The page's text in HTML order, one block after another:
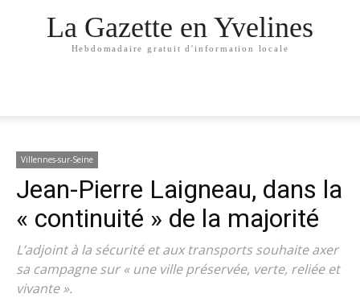
La Gazette en Yvelines
Hebdomadaire gratuit d'information locale
Villennes-sur-Seine
Jean-Pierre Laigneau, dans la
« continuité » de la majorité
L’adjoint à la sécurité et aux transports souhaite axer
sa campagne sur « une ville préservée, verte, reliée et
vivante ».